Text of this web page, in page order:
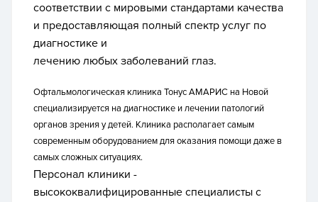
соответствии с мировыми стандартами качества
и предоставляющая полный спектр услуг по
диагностике и
лечению любых заболеваний глаз.
Офтальмологическая клиника Тонус АМАРИС на Новой
специализируется на диагностике и лечении патологий
органов зрения у детей. Клиника располагает самым
современным оборудованием для оказания помощи даже в
самых сложных ситуациях.
Персонал клиники -
высококвалифицированные специалисты с